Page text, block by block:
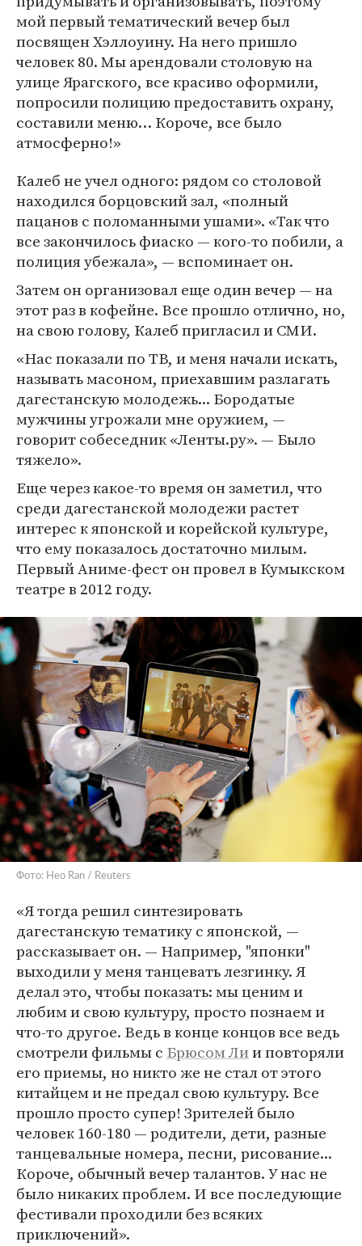
мой первый тематический вечер был
посвящен Хэллоуину. На него пришло
человек 80. Мы арендовали столовую на
улице Ярагского, все красиво оформили,
попросили полицию предоставить охрану,
составили меню… Короче, все было
атмосферно!»
Калеб не учел одного: рядом со столовой
находился борцовский зал, «полный
пацанов с поломанными ушами». «Так что
все закончилось фиаско — кого-то побили, а
полиция убежала», — вспоминает он.
Затем он организовал еще один вечер — на
этот раз в кофейне. Все прошло отлично, но,
на свою голову, Калеб пригласил и СМИ.
«Нас показали по ТВ, и меня начали искать,
называть масоном, приехавшим разлагать
дагестанскую молодежь... Бородатые
мужчины угрожали мне оружием, —
говорит собеседник «Ленты.ру». — Было
тяжело».
Еще через какое-то время он заметил, что
среди дагестанской молодежи растет
интерес к японской и корейской культуре,
что ему показалось достаточно милым.
Первый Аниме-фест он провел в Кумыкском
театре в 2012 году.
Фото: Heo Ran / Reuters
«Я тогда решил синтезировать
дагестанскую тематику с японской, —
рассказывает он. — Например, "японки"
выходили у меня танцевать лезгинку. Я
делал это, чтобы показать: мы ценим и
любим и свою культуру, просто познаем и
что-то другое. Ведь в конце концов все ведь
смотрели фильмы с Брюсом Лии повторяли
его приемы, но никто же не стал от этого
китайцем и не предал свою культуру. Все
прошло просто супер! Зрителей было
человек 160-180 — родители, дети, разные
танцевальные номера, песни, рисование...
Короче, обычный вечер талантов. У нас не
было никаких проблем. И все последующие
фестивали проходили без всяких
приключений».